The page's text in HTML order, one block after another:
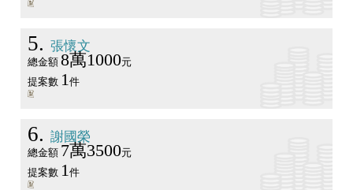
5 張懷文
總金額 8萬1000元
提案數 1 件
6 謝國榮
總金額 7萬3500元
提案數 1 件